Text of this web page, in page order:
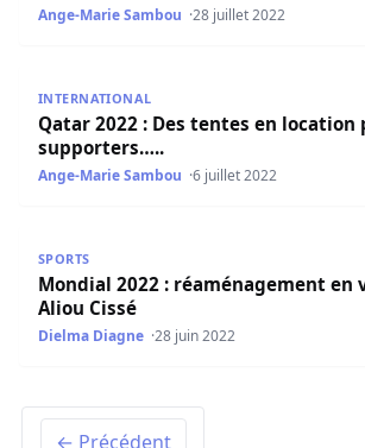
Ange-Marie Sambou 28 juillet 2022
INTERNATIONAL
Qatar 2022 : Des tentes en location
supporters…..
Ange-Marie Sambou 6 juillet 2022
SPORTS
Mondial 2022 : réaménagement en
Aliou Cissé
Dielma Diagne 28 juin 2022
← Précédent